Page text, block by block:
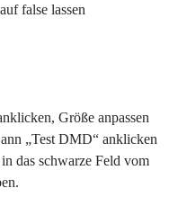
false lassen
Größe anpassen
„Test DMD“ anklicken
das schwarze Feld vom